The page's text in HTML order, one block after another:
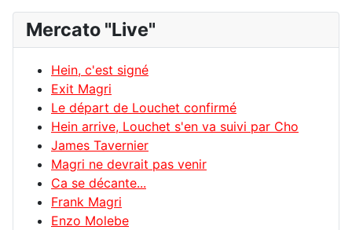
Mercato "Live"
Hein, c'est signé
Exit Magri
Le départ de Louchet confirmé
Hein arrive, Louchet s'en va suivi par Cho
James Tavernier
Magri ne devrait pas venir
Ca se décante...
Frank Magri
Enzo Molebe